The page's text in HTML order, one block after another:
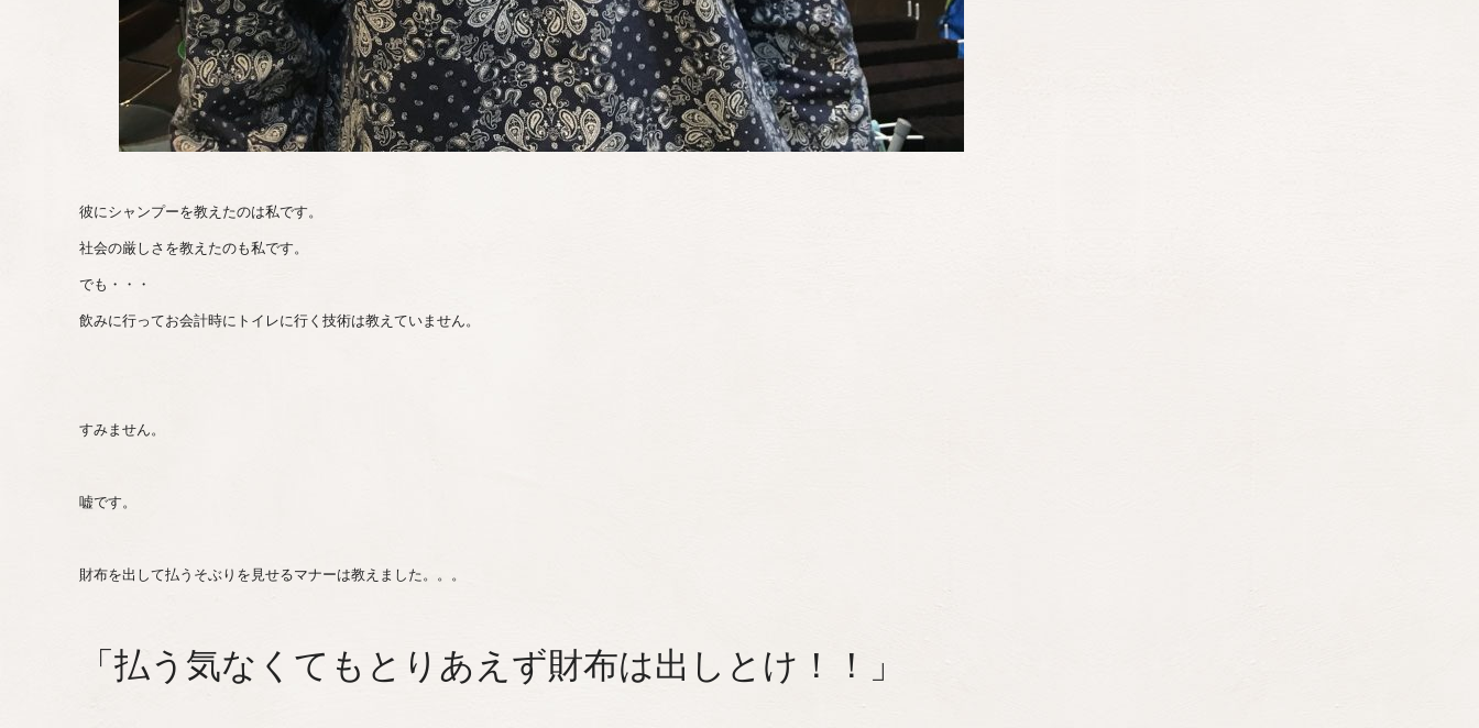
彼にシャンプーを教えたのは私です。
社会の厳しさを教えたのも私です。
でも・・・
飲みに行ってお会計時にトイレに行く技術は教えていません。
すみません。
嘘です。
財布を出して払うそぶりを見せるマナーは教えました。。。
「払う気なくてもとりあえず財布は出しとけ！！」